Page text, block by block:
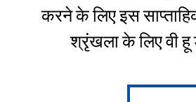
करने के लिए इस
श्रृंखला के लिए वी